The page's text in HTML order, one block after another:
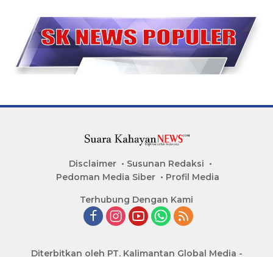
Disclaimer
Susunan Redaksi
Pedoman Media Siber
Profil Media
Terhubung Dengan Kami
Diterbitkan oleh PT. Kalimantan Global Media -